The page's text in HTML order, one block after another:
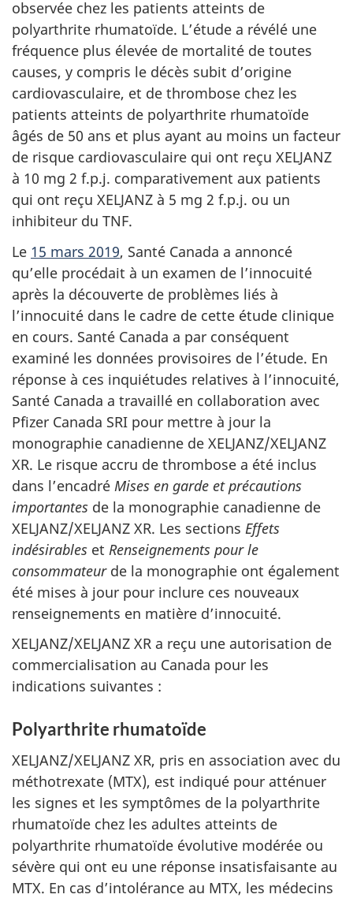
observée chez les patients atteints de
polyarthrite rhumatoïde. L’étude a révélé une
fréquence plus élevée de mortalité de toutes
causes, y compris le décès subit d’origine
cardiovasculaire, et de thrombose chez les
patients atteints de polyarthrite rhumatoïde
âgés de 50 ans et plus ayant au moins un facteur
de risque cardiovasculaire qui ont reçu XELJANZ
à 10 mg 2 f.p.j. comparativement aux patients
qui ont reçu XELJANZ à 5 mg 2 f.p.j. ou un
inhibiteur du TNF.
Le 15 mars 2019, Santé Canada a annoncé
qu’elle procédait à un examen de l’innocuité
après la découverte de problèmes liés à
l’innocuité dans le cadre de cette étude clinique
en cours. Santé Canada a par conséquent
examiné les données provisoires de l’étude. En
réponse à ces inquiétudes relatives à l’innocuité,
Santé Canada a travaillé en collaboration avec
Pfizer Canada SRI pour mettre à jour la
monographie canadienne de XELJANZ/XELJANZ
XR. Le risque accru de thrombose a été inclus
dans l’encadré Mises en garde et précautions
importantes de la monographie canadienne de
XELJANZ/XELJANZ XR. Les sections Effets
indésirables et Renseignements pour le
consommateurde la monographie ont également
été mises à jour pour inclure ces nouveaux
renseignements en matière d’innocuité.
XELJANZ/XELJANZ XR a reçu une autorisation de
commercialisation au Canada pour les
indications suivantes :
Polyarthrite rhumatoïde
XELJANZ/XELJANZ XR, pris en association avec du
méthotrexate (MTX), est indiqué pour atténuer
les signes et les symptômes de la polyarthrite
rhumatoïde chez les adultes atteints de
polyarthrite rhumatoïde évolutive modérée ou
sévère qui ont eu une réponse insatisfaisante au
MTX. En cas d’intolérance au MTX, les médecins